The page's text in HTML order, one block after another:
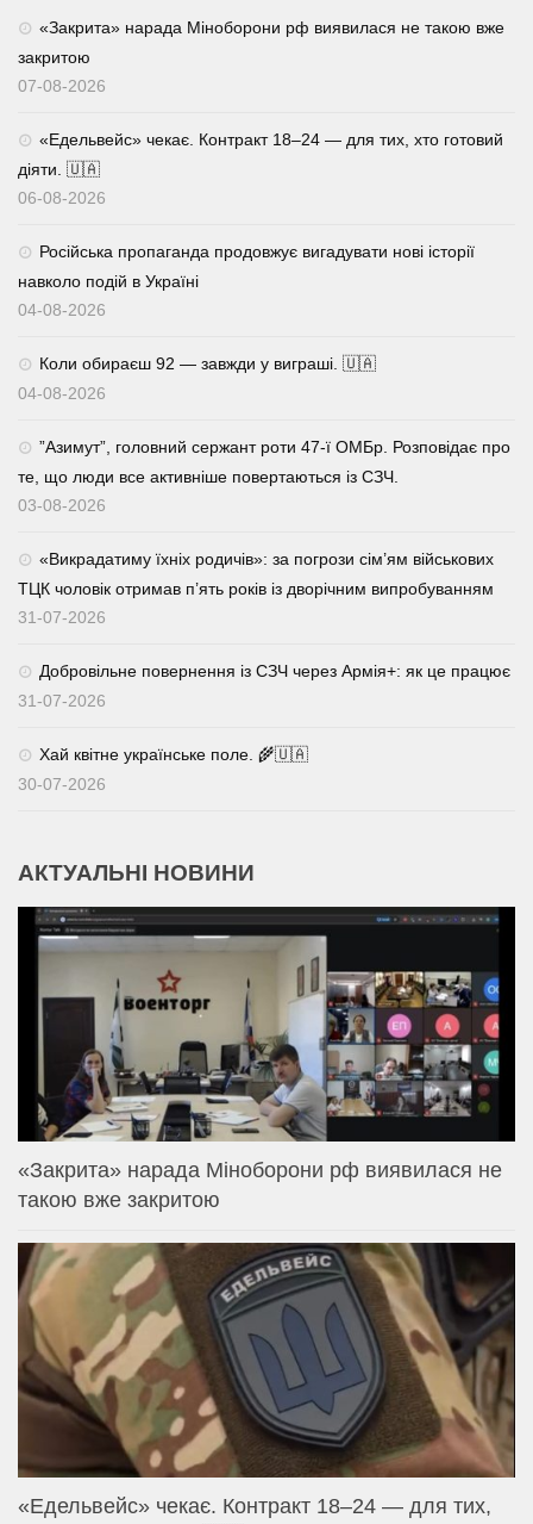
«Закрита» нарада Міноборони рф виявилася не такою вже
закритою
07-08-2026
«Едельвейс» чекає. Контракт 18–24 — для тих, хто готовий
діяти. 🇺🇦
06-08-2026
Російська пропаганда продовжує вигадувати нові історії
навколо подій в Україні
04-08-2026
Коли обираєш 92 — завжди у виграші. 🇺🇦
04-08-2026
⁨”Азимут”, головний сержант роти 47-ї ОМБр. Розповідає про
те, що люди все активніше повертаються із СЗЧ.
03-08-2026
«Викрадатиму їхніх родичів»: за погрози сім’ям військових
ТЦК чоловік отримав п’ять років із дворічним випробуванням
31-07-2026
Добровільне повернення із СЗЧ через Армія+: як це працює
31-07-2026
Хай квітне українське поле. 🌾🇺🇦
30-07-2026
АКТУАЛЬНІ НОВИНИ
«Закрита» нарада Міноборони рф виявилася не
такою вже закритою
«Едельвейс» чекає. Контракт 18–24 — для тих,